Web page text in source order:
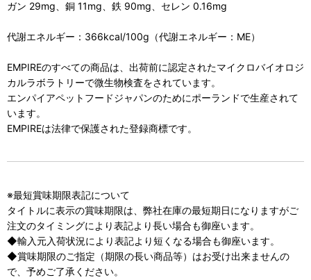
ガン 29mg、銅 11mg、鉄 90mg、セレン 0.16mg
代謝エネルギー：366kcal/100g（代謝エネルギー：ME）
EMPIREのすべての商品は、出荷前に認定されたマイクロバイオロジ
カルラボラトリーで微生物検査をされています。
エンパイアペットフードジャパンのためにポーランドで生産されて
います。
EMPIREは法律で保護された登録商標です。
※最短賞味期限表記について
タイトルに表示の賞味期限は、弊社在庫の最短期日になりますがご
注文のタイミングにより表記より長い場合も御座います。
◆輸入元入荷状況により表記より短くなる場合も御座います。
◆賞味期限のご指定（期限の長い商品等）はお受け出来ませんの
で、予めご了承ください。